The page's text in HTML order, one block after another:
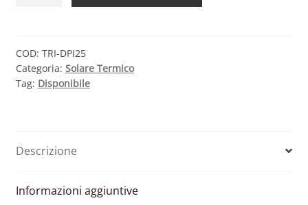
COLLETTORE
SOLARE
PIANO
COD: TRI-DPI25
Categoria: Solare Termico
Tag: Disponibile
Descrizione
Informazioni aggiuntive